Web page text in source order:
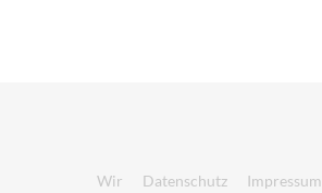
Wir Datenschutz Impressum